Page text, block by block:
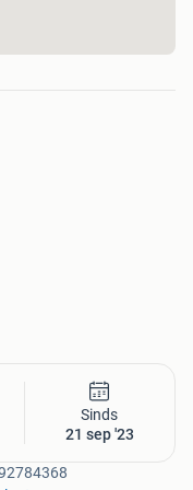
door geheel
enthousiast team
duurzaam en
divers, voor elk
Sinds
21 sep '23